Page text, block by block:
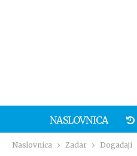
NASLOVNICA
Naslovnica Zadar Događaji